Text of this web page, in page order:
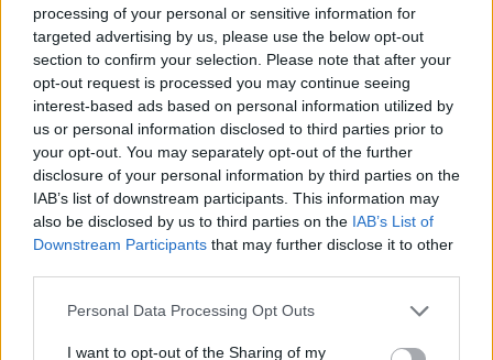
processing of your personal or sensitive information for
targeted advertising by us, please use the below opt-out
section to confirm your selection. Please note that after your
opt-out request is processed you may continue seeing
interest-based ads based on personal information utilized by
us or personal information disclosed to third parties prior to
your opt-out. You may separately opt-out of the further
disclosure of your personal information by third parties on the
IAB’s list of downstream participants. This information may
also be disclosed by us to third parties on the IAB’s List of
Downstream Participants that may further disclose it to other
Please note that this website/app uses one or more Google
not limited to your visit or usage behaviour. You may click to
Personal Data Processing Opt Outs
I want to opt-out of the Sharing of my
Psiquiatría forense y criminología: la
perspectiva del doctor Cabrera
El doctor Cabrera, experto en psiquiatría forense, comparte…